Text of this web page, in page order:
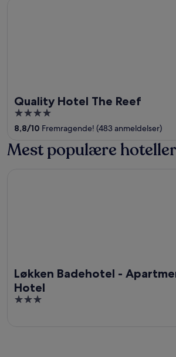
Quality Hotel The Reef
4
out
5
8,8/10 Fremragende! (483 anmeldelser)
Mest populære
Løkken Badehotel -
Hotel
3